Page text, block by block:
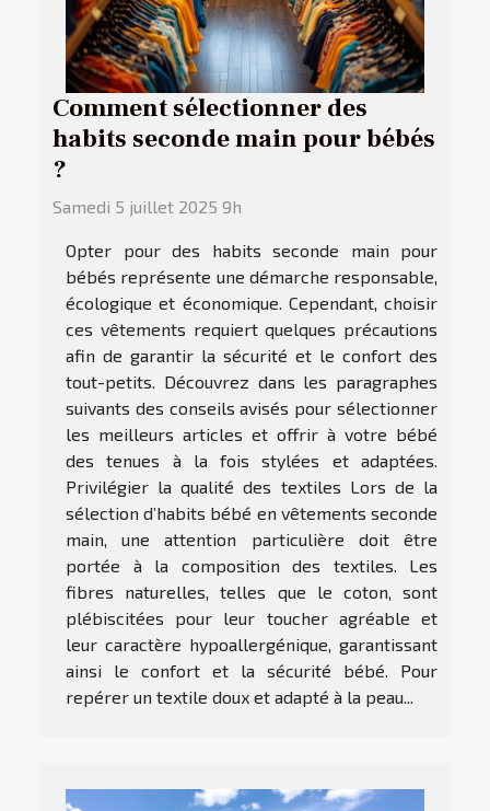
Comment sélectionner des
habits seconde main pour bébés
?
Samedi 5 juillet 2025 9h
Opter pour des habits seconde main pour
bébés représente une démarche responsable,
écologique et économique. Cependant, choisir
ces vêtements requiert quelques précautions
afin de garantir la sécurité et le confort des
tout-petits. Découvrez dans les paragraphes
suivants des conseils avisés pour sélectionner
les meilleurs articles et offrir à votre bébé
des tenues à la fois stylées et adaptées.
Privilégier la qualité des textiles Lors de la
sélection d’habits bébé en vêtements seconde
main, une attention particulière doit être
portée à la composition des textiles. Les
fibres naturelles, telles que le coton, sont
plébiscitées pour leur toucher agréable et
leur caractère hypoallergénique, garantissant
ainsi le confort et la sécurité bébé. Pour
repérer un textile doux et adapté à la peau...